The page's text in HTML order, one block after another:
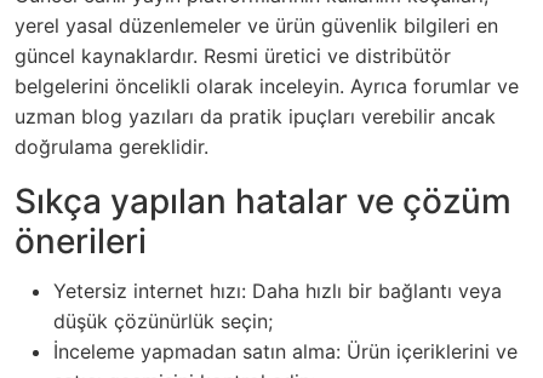
yerel yasal düzenlemeler ve ürün güvenlik bilgileri en
güncel kaynaklardır. Resmi üretici ve distribütör
belgelerini öncelikli olarak inceleyin. Ayrıca forumlar ve
uzman blog yazıları da pratik ipuçları verebilir ancak
doğrulama gereklidir.
Sıkça yapılan hatalar ve çözüm
önerileri
Yetersiz internet hızı: Daha hızlı bir bağlantı veya
düşük çözünürlük seçin;
İnceleme yapmadan satın alma: Ürün içeriklerini ve